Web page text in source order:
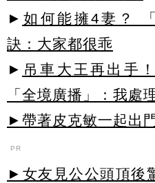
► 如何能擁4妻？
訣：大家都很乖
► 吊車大王再出手
「全境廣播」：我處
►帶著皮克敏一起出
PR
►女友見公公頭頂後